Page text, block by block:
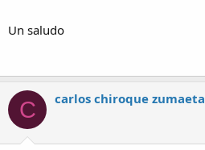
Un saludo
C carlos chiroque zumaeta